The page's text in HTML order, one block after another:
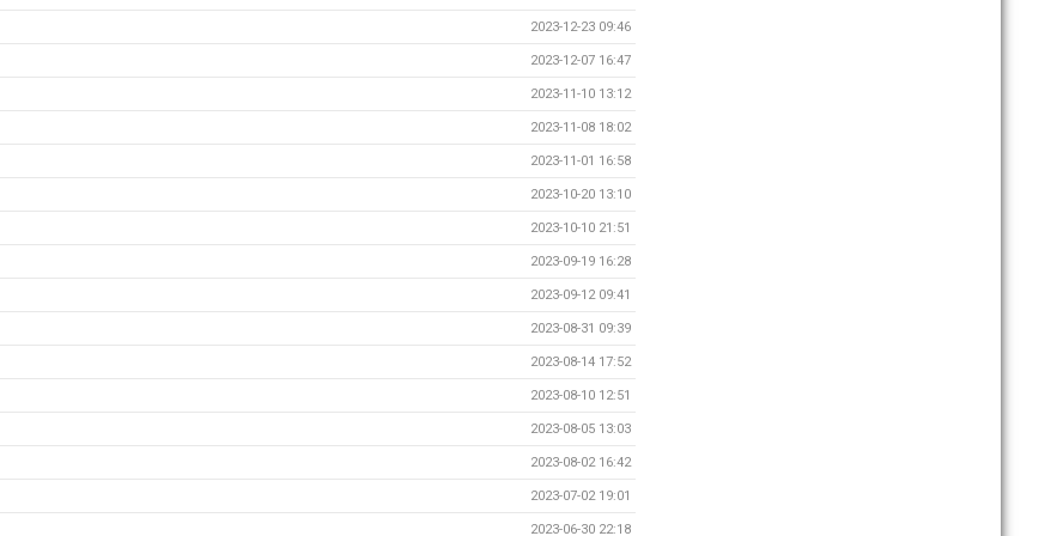
2023-12-23 09:46
2023-12-07 16:47
2023-11-10 13:12
2023-11-08 18:02
2023-11-01 16:58
2023-10-20 13:10
2023-10-10 21:51
2023-09-19 16:28
2023-09-12 09:41
2023-08-31 09:39
2023-08-14 17:52
2023-08-10 12:51
2023-08-05 13:03
2023-08-02 16:42
2023-07-02 19:01
2023-06-30 22:18